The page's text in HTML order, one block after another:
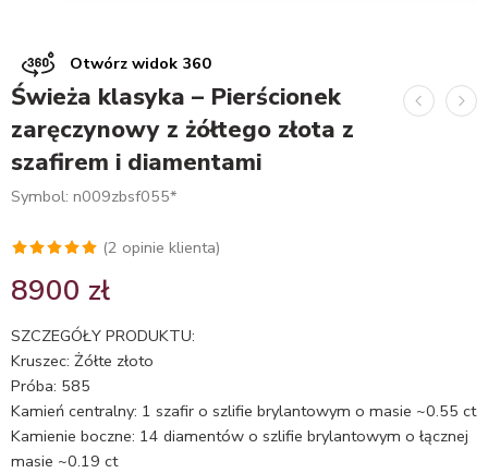
Otwórz widok 360
Świeża klasyka – Pierścionek
zaręczynowy z żółtego złota z
szafirem i diamentami
Symbol: n009zbsf055*
5.00na 5
podstawie
ocen
klientów
(2 opinie klienta)
8900 zł
SZCZEGÓŁY PRODUKTU:
Kruszec: Żółte złoto
Próba: 585
Kamień centralny: 1 szafir o szlifie brylantowym o masie ~0.55 ct
Kamienie boczne: 14 diamentów o szlifie brylantowym o łącznej
masie ~0.19 ct